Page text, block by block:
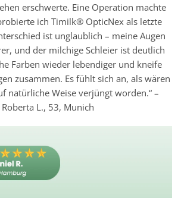
erschwerte. Eine Operation machte
ich Timilk® OpticNex als letzte
ist unglaublich – meine Augen
und der milchige Schleier ist deutlich
Farben wieder lebendiger und kneife
zusammen. Es fühlt sich an, als wären
natürliche Weise verjüngt worden.“ –
Roberta L., 53, Munich